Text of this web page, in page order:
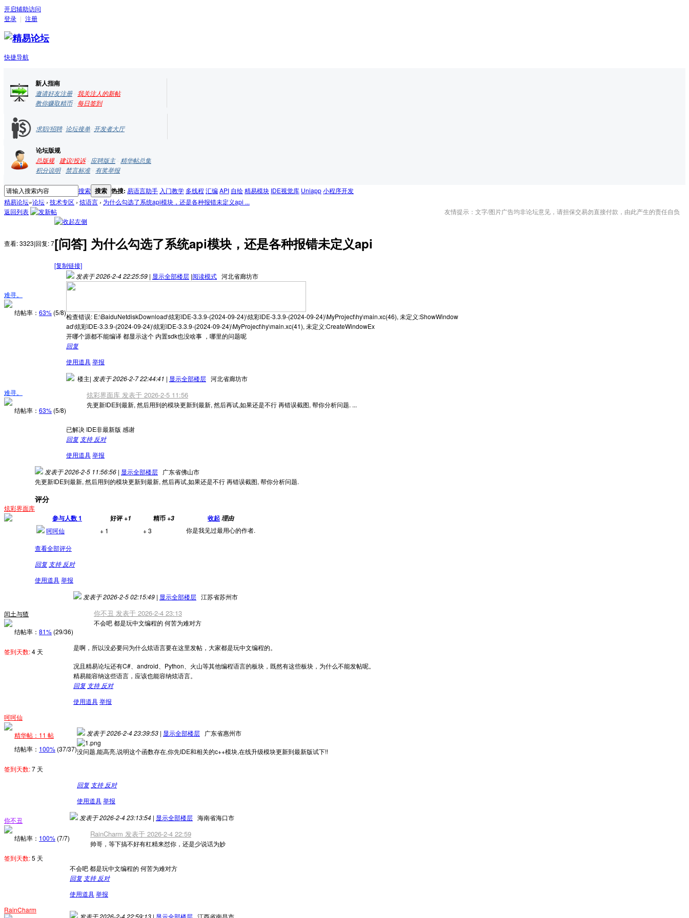
开启辅助访问
登录 | 注册
快捷导航
新人指南
邀请好友注册- 我关注人的新帖
教你赚取精币- 每日签到
求职/招聘- 论坛接单- 开发者大厅
论坛版规
总版规- 建议/投诉- 应聘版主- 精华帖总集
积分说明- 禁言标准- 有奖举报
搜索 搜索 热搜: 易语言助手 入门教学 多线程 汇编API 自绘精易模块 IDE视觉库 Uniapp小程序开发
精易论坛»论坛› 技术专区› 炫语言› 为什么勾选了系统api模块，还是各种报错未定义api ...
友情提示：文字/图片广告均非论坛意见，请担保交易勿直接付款，由此产生的责任自负
返回列表
查看:3323|回复:7[问答] 为什么勾选了系统api模块，还是各种报错未定义api
[复制链接]
难寻。
结帖率： 63% (5/8)
发表于 2026-2-4 22:25:59 | 显示全部楼层 |阅读模式 河北省廊坊市
检查错误: E:\BaiduNetdiskDownload\炫彩IDE-3.3.9-(2024-09-24)\炫彩IDE-3.3.9-(2024-09-24)\MyProject\hy\main.xc(46), 未定义:ShowWindow
ad\炫彩IDE-3.3.9-(2024-09-24)\炫彩IDE-3.3.9-(2024-09-24)\MyProject\hy\main.xc(41), 未定义:CreateWindowEx
开哪个源都不能编译 都显示这个 内置sdk也没啥事 ，哪里的问题呢
回复
使用道具举报
难寻。
结帖率： 63% (5/8)
楼主| 发表于 2026-2-7 22:44:41 | 显示全部楼层 河北省廊坊市
炫彩界面库 发表于 2026-2-5 11:56
先更新IDE到最新, 然后用到的模块更新到最新, 然后再试,如果还是不行 再错误截图, 帮你分析问题. ...
已解决 IDE非最新版 感谢
回复 支持 反对
使用道具举报
炫彩界面库
发表于 2026-2-5 11:56:56 | 显示全部楼层 广东省佛山市
先更新IDE到最新, 然后用到的模块更新到最新, 然后再试,如果还是不行 再错误截图, 帮你分析问题.
评分
参与人数1 好评+1 精币+3 收起理由
呵呵仙
+ 1 + 3 你是我见过最用心的作者.
查看全部评分
回复 支持 反对
使用道具举报
闰土与猹
结帖率： 81% (29/36)
签到天数:4 天
发表于 2026-2-5 02:15:49 | 显示全部楼层 江苏省苏州市
你不丑 发表于 2026-2-4 23:13
不会吧 都是玩中文编程的 何苦为难对方
是啊，所以没必要问为什么炫语言要在这里发帖，大家都是玩中文编程的。
况且精易论坛还有C#、android、Python、火山等其他编程语言的板块，既然有这些板块，为什么不能发帖呢。
精易能容纳这些语言，应该也能容纳炫语言。
回复 支持 反对
使用道具举报
呵呵仙
精华帖：11 帖
结帖率： 100% (37/37)
签到天数:7 天
发表于 2026-2-4 23:39:53 | 显示全部楼层 广东省惠州市
没问题,能高亮,说明这个函数存在,你先IDE和相关的c++模块,在线升级模块更新到最新版试下!!
回复 支持 反对
使用道具举报
你不丑
结帖率： 100% (7/7)
签到天数:5 天
发表于 2026-2-4 23:13:54 | 显示全部楼层 海南省海口市
RainCharm 发表于 2026-2-4 22:59
帅哥，等下搞不好有杠精来怼你，还是少说话为妙
不会吧 都是玩中文编程的 何苦为难对方
回复 支持 反对
使用道具举报
RainCharm
发表于 2026-2-4 22:59:13 | 显示全部楼层 江西省南昌市